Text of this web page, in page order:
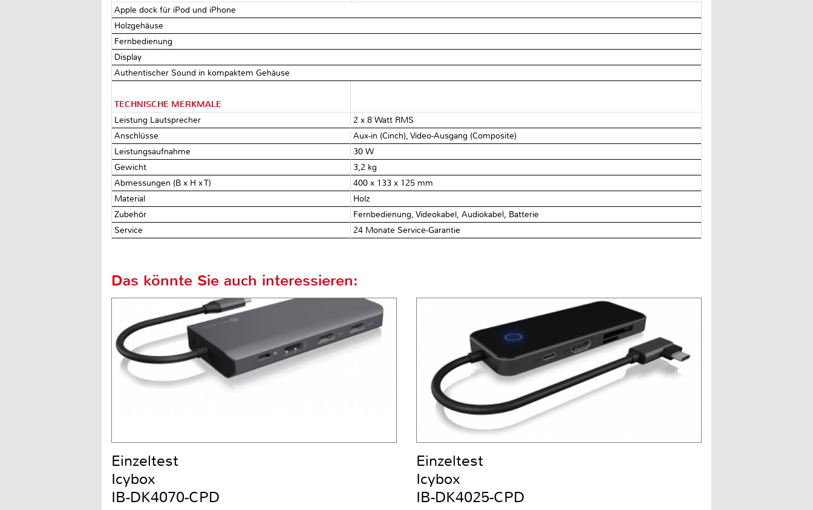
Apple dock für iPod und iPhone
Holzgehäuse
Fernbedienung
Display
Authentischer Sound in kompaktem Gehäuse
TECHNISCHE MERKMALE
Leistung Lautsprecher
2 x 8 Watt RMS
Anschlüsse
Aux-in (Cinch), Video-Ausgang (Composite)
Leistungsaufnahme
30 W
Gewicht
3,2 kg
Abmessungen (B x H x T)
400 x 133 x 125 mm
Material
Holz
Zubehör
Fernbedienung, Videokabel, Audiokabel, Batterie
Service
24 Monate Service-Garantie
Das könnte Sie auch interessieren:
Einzeltest
Icybox
IB-DK4070-CPD
Einzeltest
Icybox
IB-DK4025-CPD